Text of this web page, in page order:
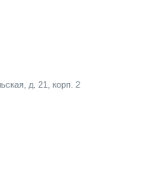
д. 21, корп. 2